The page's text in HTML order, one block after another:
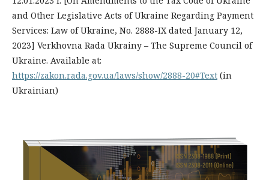
and Other Legislative Acts of Ukraine Regarding Payment
Services: Law of Ukraine, No. 2888-IX dated January 12,
2023] Verkhovna Rada Ukrainy – The Supreme Council of
Ukraine. Available at:
https://zakon.rada.gov.ua/laws/show/2888-20#Text (in
Ukrainian)